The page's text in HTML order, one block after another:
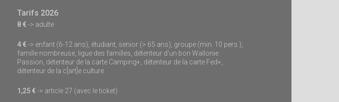
Tarifs 2026
8 €-> adulte
4 €-> enfant (6-12 ans), étudiant, senior (> 65 ans), groupe (min. 10 pers.),
famille nombreuse, ligue des familles, détenteur d'un bon Wallonie
Passion, détenteur de la carte Camping+, détenteur de la carte Fed+,
détenteur de la c[art]e culture
1,25 €-> article 27 (avec le ticket)